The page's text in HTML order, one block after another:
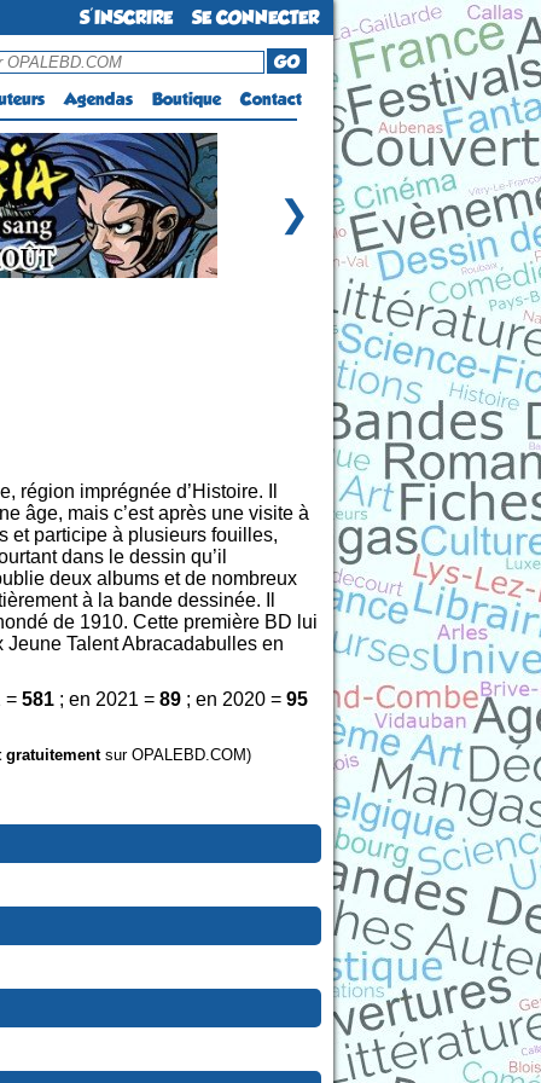
S'INSCRIRE SE CONNECTER
GO
Agendas Boutique Contact
❯
région imprégnée d’Histoire. Il
âge, mais c’est après une visite à
et participe à plusieurs fouilles,
dans le dessin qu’il
deux albums et de nombreux
à la bande dessinée. Il
de 1910. Cette première BD lui
Talent Abracadabulles en
= 581 ; en 2021 = 89 ; en 2020 = 95
sur OPALEBD.COM)